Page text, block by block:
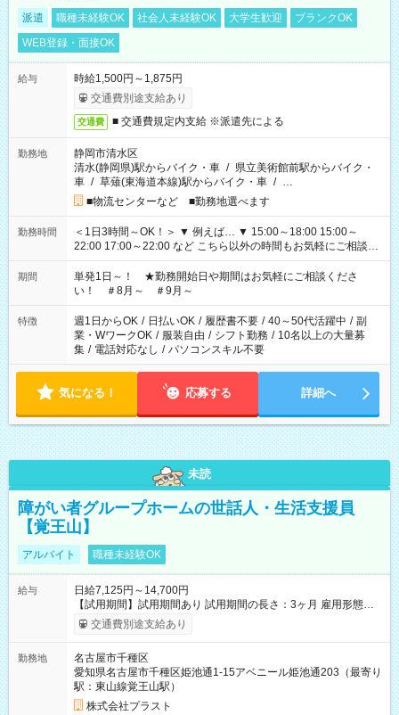
派遣 職種未経験OK 社会人未経験OK 大学生歓迎
ブランクOK
WEB登録・面接OK
給与
時給1,500円～1,875円
交通費別途支給あり
交通費 ■ 交通費規定内支給 ※派遣先による
勤務地
静岡市清水区
清水(静岡県)駅からバイク・車 / 県立美術館前駅からバイク・
車 / 草薙(東海道本線)駅からバイク・車 / …
■物流センターなど ■勤務地選べます
勤務時間
＜1日3時間～OK！＞ ▼ 例えば… ▼ 15:00～18:00 15:00～
22:00 17:00～22:00 など こちら以外の時間もお気軽にご相談く
ださい！
期間
単発1日～！ ★勤務開始日や期間はお気軽にご相談くださ
い！ ＃8月～ ＃9月～
特徴 週1日からOK / 日払いOK / 履歴書不要 / 40～50代活躍中 / 副
業・WワークOK / 服装自由 / シフト勤務 / 10名以上の大量募
集 / 電話対応なし / パソコンスキル不要
気になる！ 応募する 詳細へ
未読
障がい者グループホームの世話人・生活支援員
【覚王山】
アルバイト 職種未経験OK
給与
日給7,125円～14,700円
【試用期間】試用期間あり 試用期間の長さ：3ヶ月 雇用形態、
給与は本採用時と同じです。
交通費別途支給あり
勤務地
名古屋市千種区
愛知県名古屋市千種区姫池通1-15アベニール姫池通203（最寄り
駅：東山線覚王山駅）
株式会社プラスト